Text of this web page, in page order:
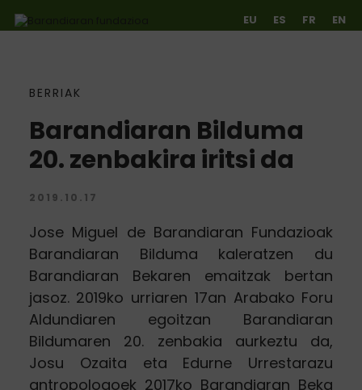
Ir directamente al contenido
EU ES FR EN
BERRIAK
Barandiaran Bilduma
20. zenbakira iritsi da
2019.10.17
Jose Miguel de Barandiaran Fundazioak
Barandiaran Bilduma kaleratzen du
Barandiaran Bekaren emaitzak bertan
jasoz. 2019ko urriaren 17an Arabako Foru
Aldundiaren egoitzan Barandiaran
Bildumaren 20. zenbakia aurkeztu da,
Josu Ozaita eta Edurne Urrestarazu
antropologoek 2017ko Barandiaran Beka